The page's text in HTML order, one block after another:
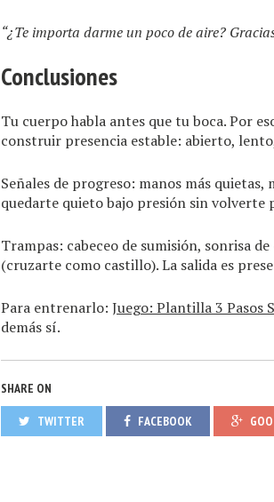
“¿Te importa darme un poco de aire?
Conclusiones
Tu cuerpo habla antes que tu boca. Por
construir presencia estable: abierto,
Señales de progreso: manos más quietas,
quedarte quieto bajo presión sin volverte
Trampas: cabeceo de sumisión, sonrisa
(cruzarte como castillo). La salida es
Para entrenarlo: Juego: Plantilla 3 Pasos
demás sí.
SHARE ON
TWITTER FACEBOOK